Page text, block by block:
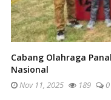
Cabang Olahraga
Nasional
Nov 11, 2025 189